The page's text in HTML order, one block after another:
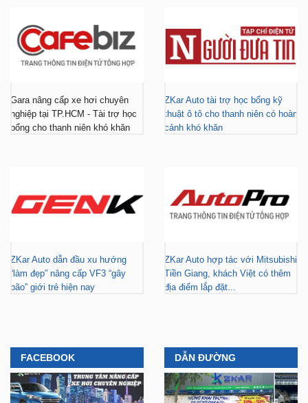
Gara nâng cấp xe hơi chuyên
nghiệp tại TP.HCM - Tài trợ học
bổng cho thanh niên khó khăn
ZKar Auto tài trợ học bổng kỹ
thuật ô tô cho thanh niên có hoàn
cảnh khó khăn
ZKar Auto dẫn đầu xu hướng
“làm đẹp” nâng cấp VF3 “gây
bão” giới trẻ hiện nay
ZKar Auto hợp tác với Mitsubishi
Tiền Giang, khách Việt có thêm
địa điểm lắp đặt...
FACEBOOK DẪN ĐƯỜNG